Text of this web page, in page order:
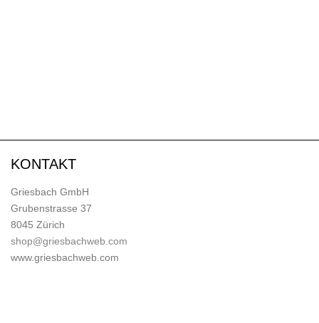
KONTAKT
Griesbach GmbH
Grubenstrasse 37
8045 Zürich
shop@griesbachweb.com
www.griesbachweb.com